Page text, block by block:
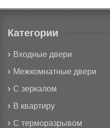
Категории
Входные двери
Межкомнатные двери
С зеркалом
В квартиру
С терморазрывом